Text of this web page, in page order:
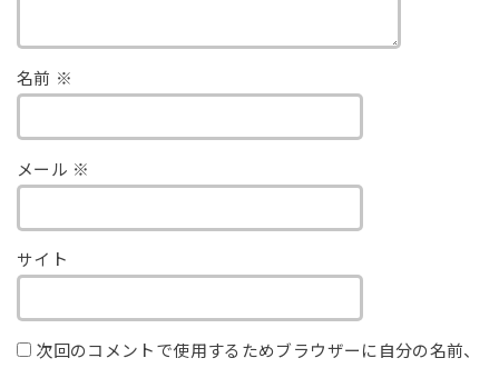
名前 ※
メール ※
サイト
次回のコメントで使用するためブラウザーに自分の名前、